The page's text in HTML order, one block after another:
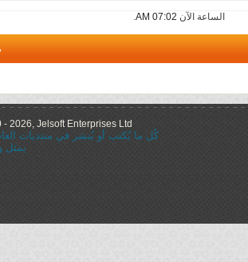
الساعة الآن 07:02 AM
.
2026, Jelsoft Enterprises Ltd.
كُل ما يُكتب أو يُنشر في منتديات
يمثل